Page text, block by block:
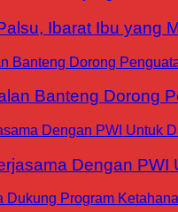
Ibarat Ibu yang
Banteng Dorong
Dengan